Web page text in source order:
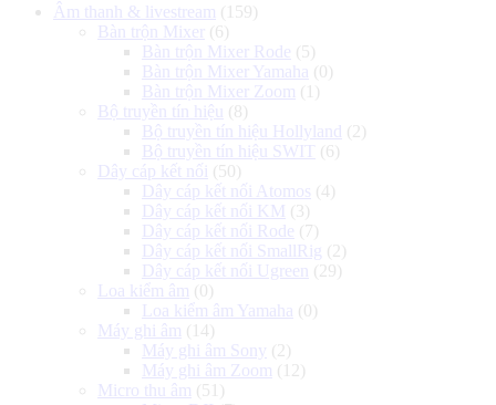
3.090.000 ₫. là:
2.190.000 ₫.
Âm thanh & livestream (159)
Bàn trộn Mixer
(6)
Bàn trộn Mixer Rode (5)
Bàn trộn Mixer Yamaha (0)
Bàn trộn Mixer Zoom (1)
Bộ truyền tín hiệu
(8)
Bộ truyền tín hiệu Hollyland
(2)
Bộ truyền tín hiệu SWIT (6)
Dây cáp kết nối (50)
Dây cáp kết nối Atomos (4)
Dây cáp kết nối KM (3)
Dây cáp kết nối Rode (7)
Dây cáp kết nối SmallRig (2)
Dây cáp kết nối Ugreen
(29)
Loa kiểm âm (0)
Loa kiểm âm Yamaha (0)
Máy ghi âm (14)
Máy ghi âm Sony (2)
Máy ghi âm Zoom (12)
Micro thu âm (51)